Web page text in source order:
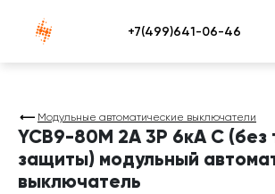
Атлантснаб
Модульные автоматические выключатели
YCB9-80M 2A 3P 6кА C (без
защиты) модульный
выключатель